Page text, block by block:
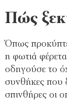
Πώς
Όπως
η φωτιά
οδηγούσε το
συνθήκες που
σπινθήρες οι